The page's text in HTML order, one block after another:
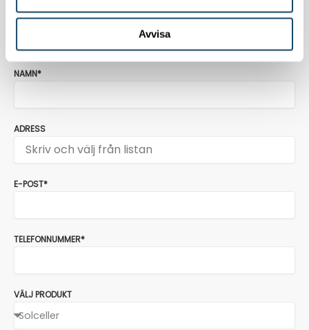
Avvisa
mer om våra klimatsmarta lösningar. Någon av våra
representanter kontaktar dig.
NAMN*
ADRESS
E-POST*
TELEFONNUMMER*
VÄLJ PRODUKT